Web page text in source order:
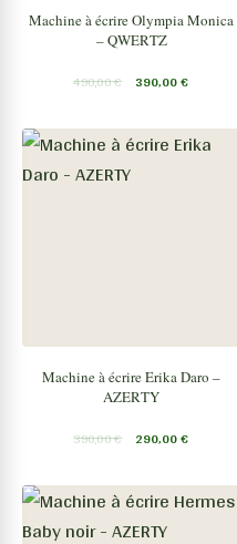
Machine à écrire Olympia Monica
– QWERTZ
490,00€ 390,00€
Machine à écrire Erika Daro –
AZERTY
390,00€ 290,00€